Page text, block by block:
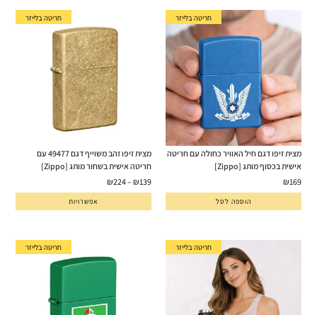
חריטה בלייזר
מצית זיפו דגם חיל האוויר כחולה עם חריטה
אישית בכסוף מותג [Zippo]
₪169
הוספה לסל
חריטה בלייזר
מצית זיפו זהב משוייף דגם 49477 עם
חריטה אישית בשחור מותג [Zippo]
₪139
–
₪224
אפשרויות
חריטה בלייזר חריטה בלייזר